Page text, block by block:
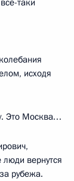
таки
исходя
Это Москва…
вернутся
рубежа.